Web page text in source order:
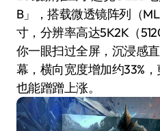
B」，搭载微透镜阵列（
寸，分辨率高达5K2K（
你一眼扫过全屏，沉浸感
幕，横向宽度增加约33%
也能蹭蹭上涨。